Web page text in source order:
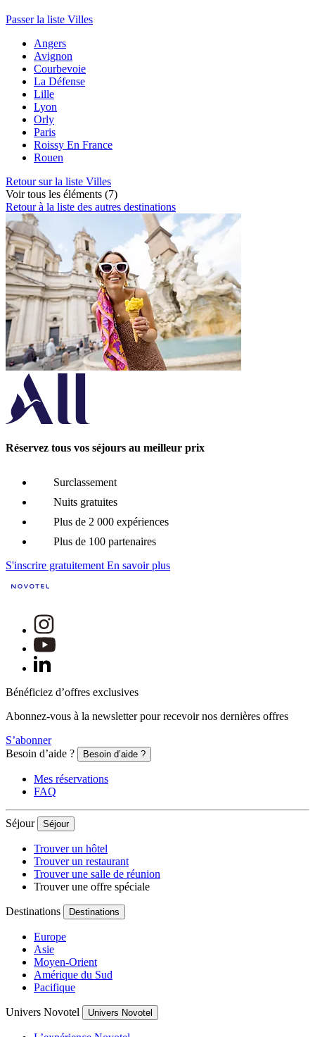
Passer la liste Villes
Angers
Avignon
Courbevoie
La Défense
Lille
Lyon
Orly
Paris
Roissy En France
Rouen
Retour sur la liste Villes
Voir tous les éléments (7)
Retour à la liste des autres destinations
Réservez tous vos séjours au meilleur prix
Surclassement
Nuits gratuites
Plus de 2 000 expériences
Plus de 100 partenaires
S'inscrire gratuitement En savoir plus
Bénéficiez d’offres exclusives
Abonnez-vous à la newsletter pour recevoir nos dernières offres
S’abonner
Besoin d’aide ?
Besoin d’aide ?
Mes réservations
FAQ
Séjour Séjour
Trouver un hôtel
Trouver un restaurant
Trouver une salle de réunion
Trouver une offre spéciale
Destinations Destinations
Europe
Asie
Moyen-Orient
Amérique du Sud
Pacifique
Univers Novotel Univers Novotel